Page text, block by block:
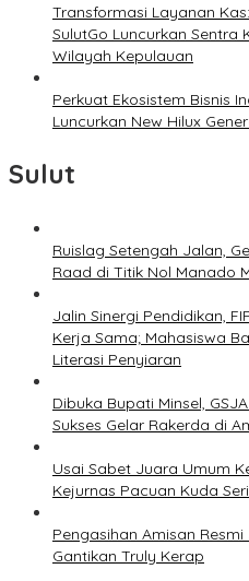
Transformasi Layanan
SulutGo Luncurkan Sentra
Wilayah Kepulauan
Perkuat Ekosistem Bisnis
Luncurkan New Hilux
Sulut
Ruislag Setengah Jalan,
Raad di Titik Nol Manado
Jalin Sinergi Pendidikan,
Kerja Sama; Mahasiswa
Literasi Penyiaran
Dibuka Bupati Minsel,
Sukses Gelar Rakerda di
Usai Sabet Juara Umum
Kejurnas Pacuan Kuda
Pengasihan Amisan
Gantikan Truly Kerap